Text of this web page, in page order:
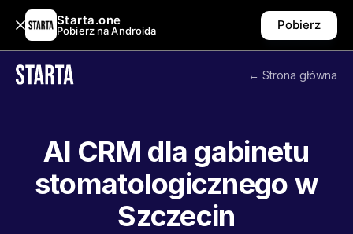
Starta.one
Pobierz na Androida Pobierz
← Strona główna
AI CRM dla gabinetu
stomatologicznego w
Szczecin